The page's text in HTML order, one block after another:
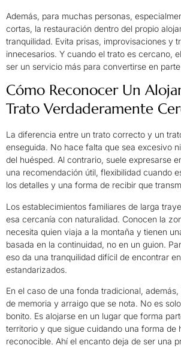
Además, para muchas personas,
cortas, la restauración dentro del propio
tranquilidad. Evita prisas, improvisaciones y
innecesarios. Y cuando el trato es cercano,
ser un servicio más para convertirse en
Cómo Reconocer Un
Trato Verdaderamente
La diferencia entre un trato correcto y un
enseguida. No hace falta que sea excesivo
del huésped. Al contrario, suele expresarse
una recomendación útil, flexibilidad cuando
los detalles y una forma de recibir que
Los establecimientos familiares de larga
esa cercanía con naturalidad. Conocen la
necesita quien viaja a la montaña y tienen
basada en la continuidad, no en un guion.
eso da una tranquilidad difícil de encontrar
estandarizados.
En el caso de una fonda tradicional,
de memoria y arraigo que se nota. No es
bonito. Es alojarse en un lugar que forma
territorio y que sigue cuidando una forma de
reconocible. Ahí el encanto deja de ser una